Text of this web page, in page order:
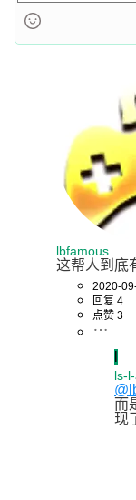
lbfamous
这帮人到底
2020-
回复 4
点赞 3
ls-
而
现